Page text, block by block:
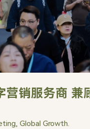
营销服务商 兼
Global Growth.